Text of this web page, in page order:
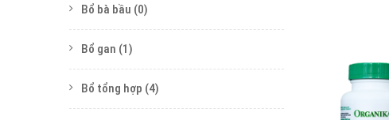
Bổ bà bầu (0)
Bổ gan (1)
Bổ tổng hợp (4)